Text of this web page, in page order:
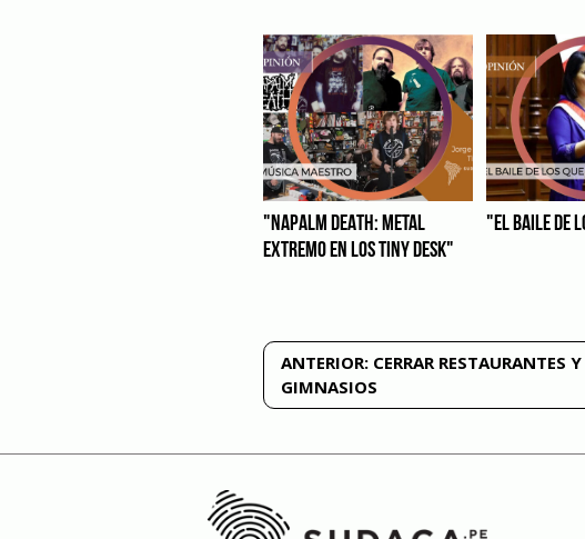
"NAPALM DEATH: METAL
EXTREMO EN LOS TINY DESK"
"EL BAILE DE
Navegación
de
ANTERIOR: CERRAR RESTAURANTES Y
GIMNASIOS